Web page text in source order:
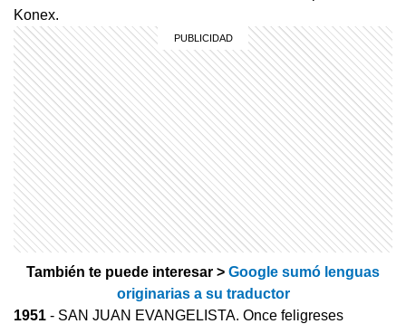
Konex.
También te puede interesar > Google sumó lenguas
originarias a su traductor
1951 - SAN JUAN EVANGELISTA. Once feligreses